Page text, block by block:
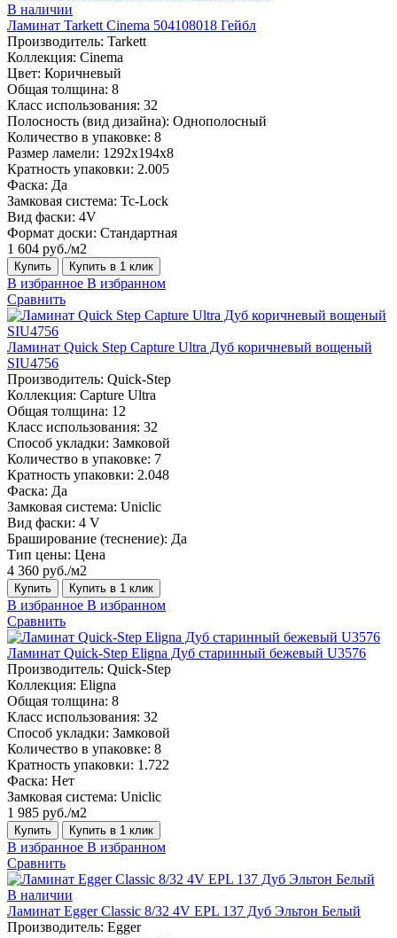
В наличии
Ламинат Tarkett Cinema 504108018 Гейбл
Производитель: Tarkett
Коллекция: Cinema
Цвет: Коричневый
Общая толщина: 8
Класс использования: 32
Полосность (вид дизайна): Однополосный
Количество в упаковке: 8
Размер ламели: 1292х194х8
Кратность упаковки: 2.005
Фаска: Да
Замковая система: Tc-Lock
Вид фаски: 4V
Формат доски: Стандартная
1 604 руб./м2
Купить Купить в 1 клик
В избранное В избранном
Сравнить
Ламинат Quick Step Capture Ultra Дуб коричневый вощеный
SIU4756
Производитель: Quick-Step
Коллекция: Capture Ultra
Общая толщина: 12
Класс использования: 32
Способ укладки: Замковой
Количество в упаковке: 7
Кратность упаковки: 2.048
Фаска: Да
Замковая система: Uniclic
Вид фаски: 4 V
Браширование (теснение): Да
Тип цены: Цена
4 360 руб./м2
Купить Купить в 1 клик
В избранное В избранном
Сравнить
Ламинат Quick-Step Eligna Дуб старинный бежевый U3576
Производитель: Quick-Step
Коллекция: Eligna
Общая толщина: 8
Класс использования: 32
Способ укладки: Замковой
Количество в упаковке: 8
Кратность упаковки: 1.722
Фаска: Нет
Замковая система: Uniclic
1 985 руб./м2
Купить Купить в 1 клик
В избранное В избранном
Сравнить
В наличии
Ламинат Egger Classic 8/32 4V EPL 137 Дуб Эльтон Белый
Производитель: Egger